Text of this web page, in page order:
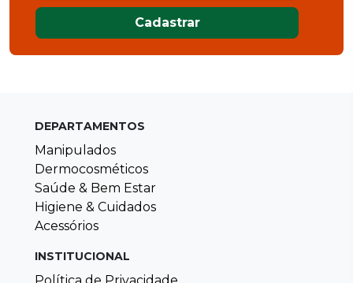
Cadastrar
DEPARTAMENTOS
Manipulados
Dermocosméticos
Saúde & Bem Estar
Higiene & Cuidados
Acessórios
INSTITUCIONAL
Política de Privacidade